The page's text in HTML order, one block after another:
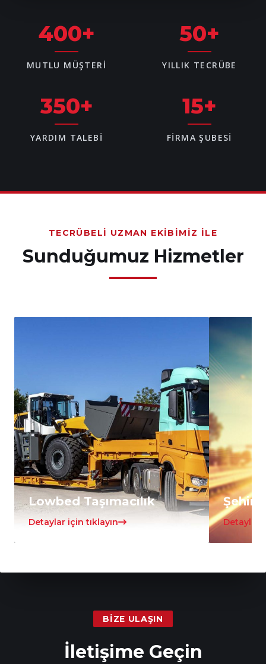
400+
MUTLU MÜŞTERI
50+
YILLIK TECRÜBE
350+
YARDIM TALEBI
15+
FIRMA ŞUBESI
TECRÜBELI UZMAN EKIBIMIZ İLE
Sunduğumuz Hizmetler
Lowbed Taşımacılık
Detaylar için tıklayın Detaylar
BIZE ULAŞIN
İletişime Geçin